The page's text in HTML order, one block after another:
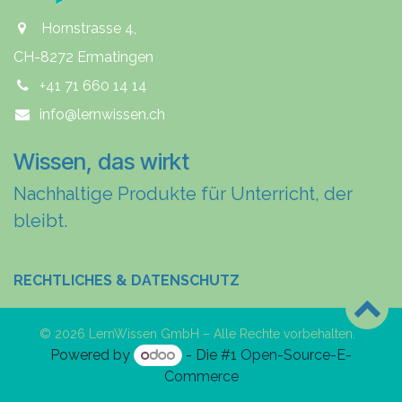
Hornstrasse 4,
CH-8272 Ermatingen
+41 71 660 14 14
info@lernwissen.ch
Wissen, das wirkt
Nachhaltige Produkte für Unterricht, der
bleibt.
RECHTLICHES & DATENSCHUTZ
© 2026 LernWissen GmbH – Alle Rechte vorbehalten.
Powered by - Die #1 Open-Source-E-
Commerce